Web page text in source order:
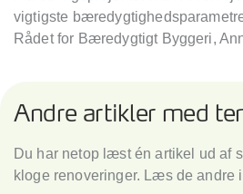
vigtigste
Rådet for Bæredygtigt Byggeri,
Andre artikler med
Du har netop læst én artikel ud af
kloge renoveringer. Læs de andre